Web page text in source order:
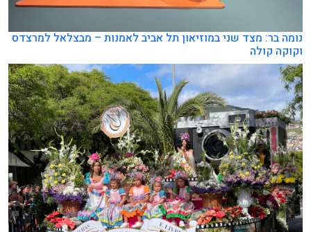
נומה בר: מצד שני במוזיאון תל אביב לאמנות – מבצלאל למרצדס
וקוקה קולה